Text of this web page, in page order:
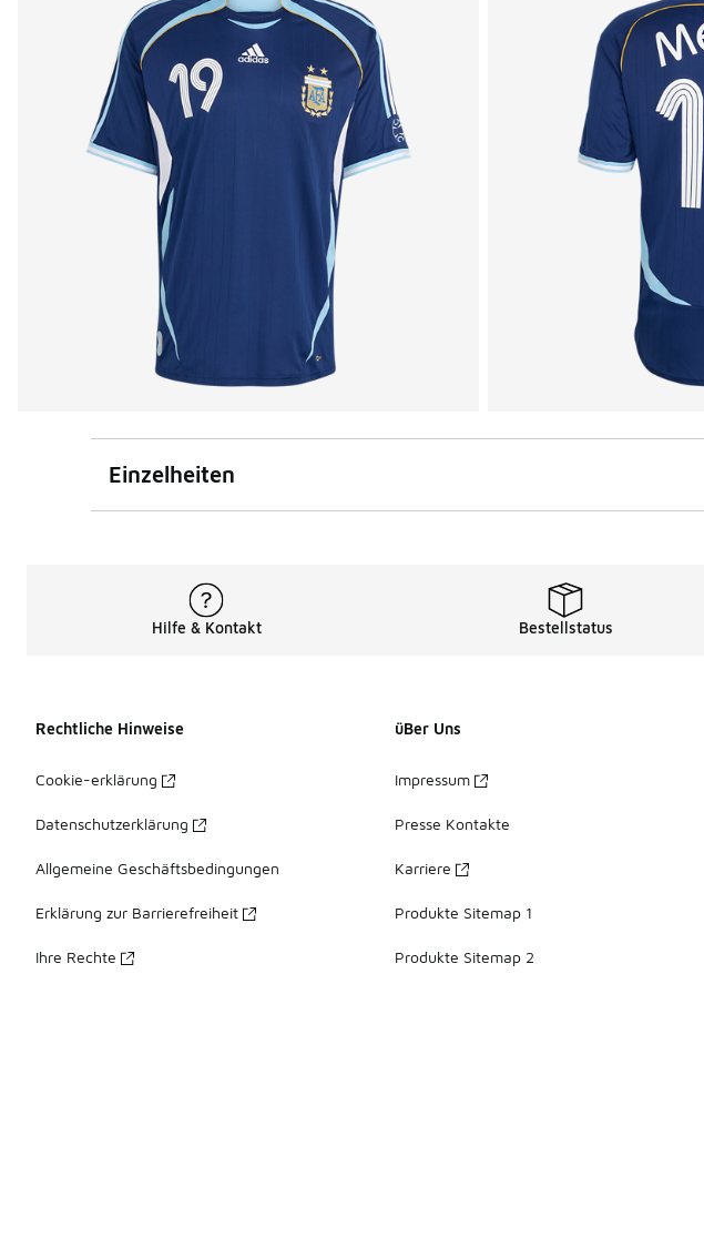
Einzelheiten
Hilfe & Kontakt Bestellstatus
Rechtliche Hinweise
Cookie-erklärung
Datenschutzerklärung
Allgemeine Geschäftsbedingungen
Erklärung zur Barrierefreiheit
Ihre Rechte
üBer Uns
Impressum
Presse Kontakte
Karriere
Produkte Sitemap 1
Produkte Sitemap 2